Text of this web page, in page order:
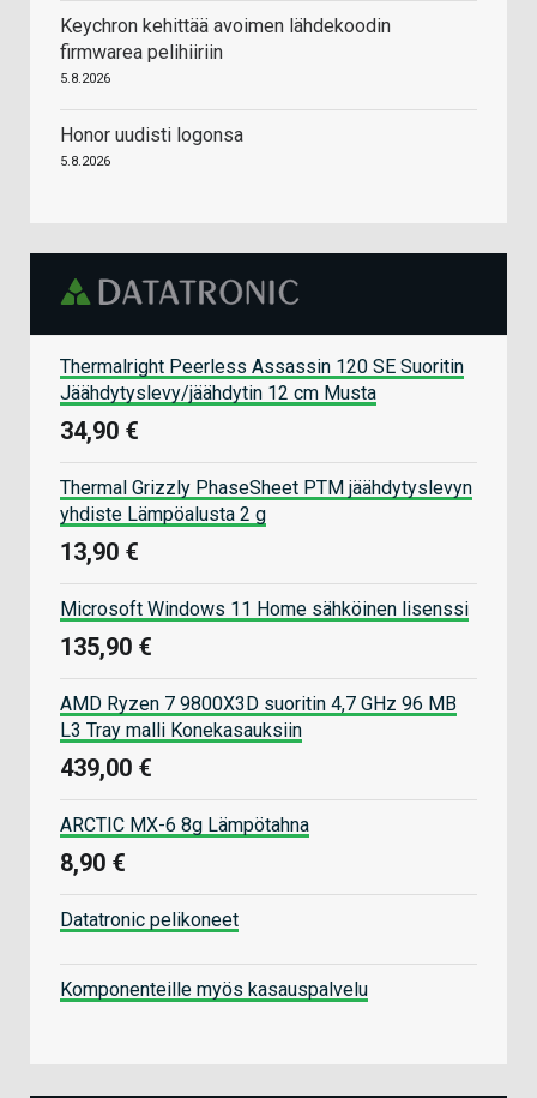
Keychron kehittää avoimen lähdekoodin
firmwarea pelihiiriin
5.8.2026
Honor uudisti logonsa
5.8.2026
Thermalright Peerless Assassin 120 SE Suoritin
Jäähdytyslevy/jäähdytin 12 cm Musta
34,90 €
Thermal Grizzly PhaseSheet PTM jäähdytyslevyn
yhdiste Lämpöalusta 2 g
13,90 €
Microsoft Windows 11 Home sähköinen lisenssi
135,90 €
AMD Ryzen 7 9800X3D suoritin 4,7 GHz 96 MB
L3 Tray malli Konekasauksiin
439,00 €
ARCTIC MX-6 8g Lämpötahna
8,90 €
Datatronic pelikoneet
Komponenteille myös kasauspalvelu